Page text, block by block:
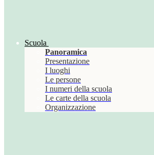
Scuola
Panoramica
Presentazione
I luoghi
Le persone
I numeri della scuola
Le carte della scuola
Organizzazione